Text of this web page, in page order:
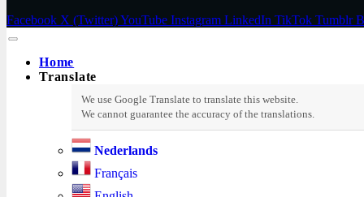
Facebook X (Twitter)YouTube Instagram LinkedIn TikTok Tumblr
Home
Translate
Nederlands
Français